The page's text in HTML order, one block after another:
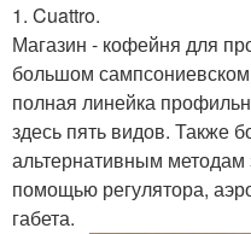
1. Cuattro.
Магазин - кофейня для
большом
полная линейка
здесь пять видов. Также
альтернативным методам
помощью регулятора,
габета.